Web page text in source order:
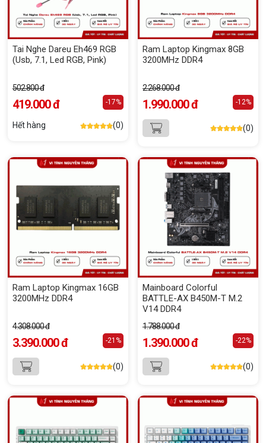
Tai Nghe Dareu Eh469 RGB
(Usb, 7.1, Led RGB, Pink)
502.800 đ
419.000 đ -17%
Hết hàng (0)
Ram Laptop Kingmax 8GB
3200MHz DDR4
2.268.000 đ
1.990.000 đ -12%
(0)
Ram Laptop Kingmax 16GB
3200MHz DDR4
4.308.000 đ
3.390.000 đ -21%
(0)
Mainboard Colorful
BATTLE-AX B450M-T M.2
V14 DDR4
1.788.000 đ
1.390.000 đ -22%
(0)